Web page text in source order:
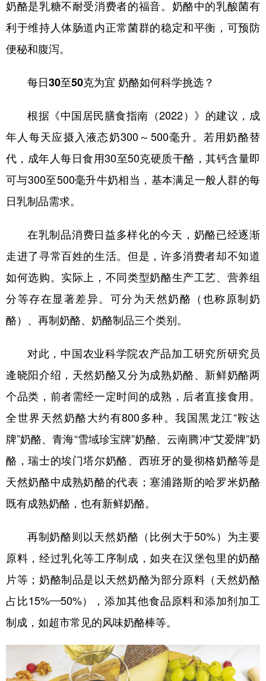
奶酪是乳糖不耐受消费者的福音。奶酪中的乳酸菌有
利于维持人体肠道内正常菌群的稳定和平衡，可预防
便秘和腹泻。
每日30至50克为宜 奶酪如何科学挑选？
根据《中国居民膳食指南（2022）》的建议，成
年人每天应摄入液态奶300～500毫升。若用奶酪替
代，成年人每日食用30至50克硬质干酪，其钙含量即
可与300至500毫升牛奶相当，基本满足一般人群的每
日乳制品需求。
在乳制品消费日益多样化的今天，奶酪已经逐渐
走进了寻常百姓的生活。但是，许多消费者却不知道
如何选购。实际上，不同类型奶酪生产工艺、营养组
分等存在显著差异。可分为天然奶酪（也称原制奶
酪）、再制奶酪、奶酪制品三个类别。
对此，中国农业科学院农产品加工研究所研究员
逄晓阳介绍，天然奶酪又分为成熟奶酪、新鲜奶酪两
个品类，前者需经一定时间的成熟，后者直接食用。
全世界天然奶酪大约有800多种。我国黑龙江“鞍达
牌”奶酪、青海“雪域珍宝牌”奶酪、云南腾冲“艾爱牌”奶
酪，瑞士的埃门塔尔奶酪、西班牙的曼彻格奶酪等是
天然奶酪中成熟奶酪的代表；塞浦路斯的哈罗米奶酪
既有成熟奶酪，也有新鲜奶酪。
再制奶酪则以天然奶酪（比例大于50%）为主要
原料，经过乳化等工序制成，如夹在汉堡包里的奶酪
片等；奶酪制品是以天然奶酪为部分原料（天然奶酪
占比15%—50%），添加其他食品原料和添加剂加工
制成，如超市常见的风味奶酪棒等。